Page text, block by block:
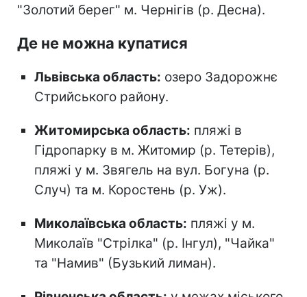
"Золотий берег" м. Чернігів (р. Десна).
Де не можна купатися
Львівська область: озеро Задорожнє
Стрийського району.
Житомирська область: пляжі в
Гідропарку в м. Житомир (р. Тетерів),
пляжі у м. Звягель на вул. Богуна (р.
Случ) та м. Коростень (р. Уж).
Миколаївська область: пляжі у м.
Миколаїв "Стрілка" (р. Інгул), "Чайка"
та "Намив" (Бузький лиман).